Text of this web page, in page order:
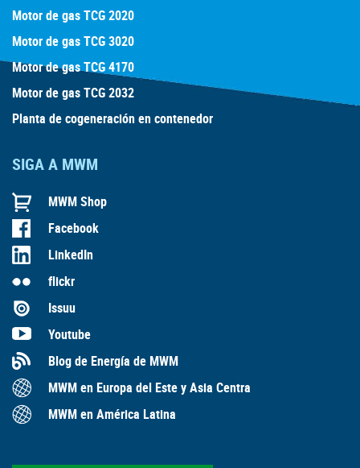
Motor de gas TCG 2020
Motor de gas TCG 3020
Motor de gas TCG 4170
Motor de gas TCG 2032
Planta de cogeneración en contenedor
SIGA A MWM
MWM Shop
Facebook
LinkedIn
flickr
Issuu
Youtube
Blog de Energía de MWM
MWM en Europa del Este y Asia Centra
MWM en América Latina